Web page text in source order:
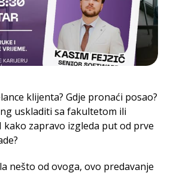
klijenta? Gdje pronaći posao?
uskladiti sa fakultetom ili
kako zapravo izgleda put od prve
nešto od ovoga, ovo predavanje